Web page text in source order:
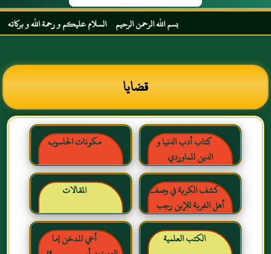
بسم الله الرحمن الرحيم السلام عليكم و رحمة الله و بركاته
قضايا
كتاب أدب الدنيا و
الدين للماوردي
مكونات الحاسوب
كشف الكربة في وصف
أهل الغربة للإبن رجب
الحنبلي رحمه الله
المقالات
الكتب العلمية
أخي المدخن إما